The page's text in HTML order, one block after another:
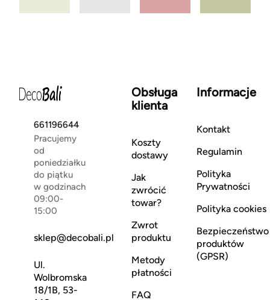
661196644
Pracujemy
od
poniedziałku
do piątku
w godzinach
09:00-
15:00
sklep@decobali.pl
Ul.
Wolbromska
18/1B, 53-
Obsługa
klienta
Koszty
dostawy
Jak
zwrócić
towar?
Zwrot
produktu
Metody
płatności
FAQ
Informacje
Kontakt
Regulamin
Polityka
Prywatności
Polityka cookies
Bezpieczeństwo
produktów
(GPSR)